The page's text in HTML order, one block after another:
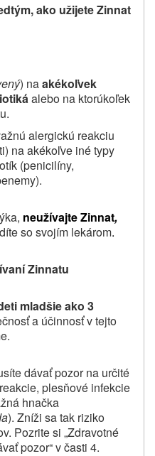
ako užijete Zinnat
) naakékoľvek
alebo na ktorúkoľek
alergickú reakciu
na akékoľve iné typy
(penicilíny,
neužívajte Zinnat,
so svojím lekárom.
Zinnatu
mladšie ako 3
a účinnosť v tejto
dávať pozor na určité
plesňové infekcie
hnačka
). Zníži sa tak riziko
Pozrite si „Zdravotné
pozor“ v časti 4.